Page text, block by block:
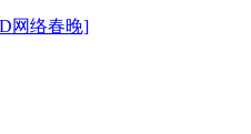
网络春晚]